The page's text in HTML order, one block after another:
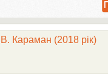
Караман (2018 рік)